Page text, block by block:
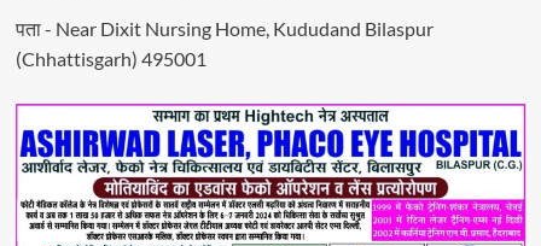
पता - Near Dixit Nursing Home, Kududand Bilaspur
(Chhattisgarh) 495001